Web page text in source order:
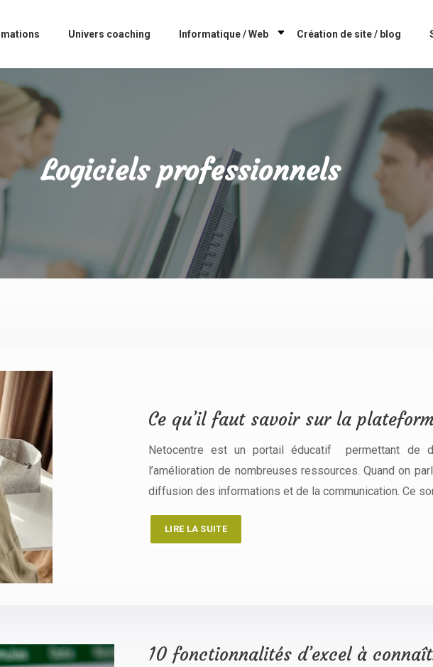
Univers coaching Informatique / Web Création de site / blog
Logiciels professionnels
Ce qu’il faut savoir sur la
Netocentre est un portail éducatif permettant de
l’amélioration de nombreuses ressources. Quand on
diffusion des informations et de la communication. Ce
LIRE LA SUITE
10 fonctionnalités d’excel à